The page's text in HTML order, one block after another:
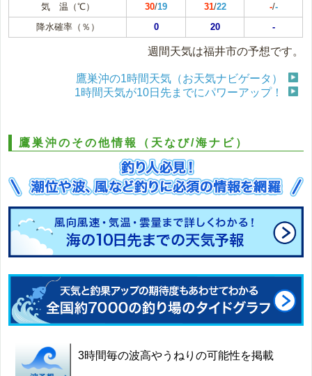
気 温（℃） 30/19 31/22 -/-
降水確率（％）
0 20 -
週間天気は福井市の予想です。
鷹巣沖の1時間天気（お天気ナビゲータ）
1時間天気が10日先までにパワーアップ！
鷹巣沖のその他情報（天なび/海ナビ）
3時間毎の波高やうねりの可能性を掲載